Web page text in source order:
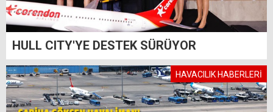
HULL CITY'YE DESTEK SÜRÜYOR
HAVACILIK HABERLERİ